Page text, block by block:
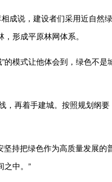
成说，建设者们采用近自然
形成平原林网体系。
模式让他体会到，绿色不是
，再着手建城。按照规划纲
坚持把绿色作为高质量发展的
之中。”